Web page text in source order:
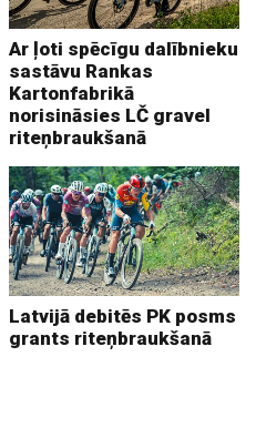
Ar ļoti spēcīgu dalībnieku
sastāvu Rankas
Kartonfabrikā
norisināsies LČ gravel
riteņbraukšanā
Latvijā debitēs PK posms
grants riteņbraukšanā